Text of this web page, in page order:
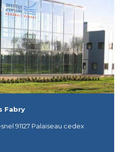
Fabry
91127 Palaiseau cedex